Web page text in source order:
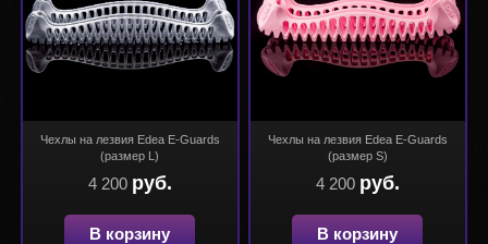
Чехлы на лезвия Edea E-Guards
(размер L)
4 200 руб.
В корзину
Чехлы на лезвия Edea E-Guards
(размер S)
4 200 руб.
В корзину